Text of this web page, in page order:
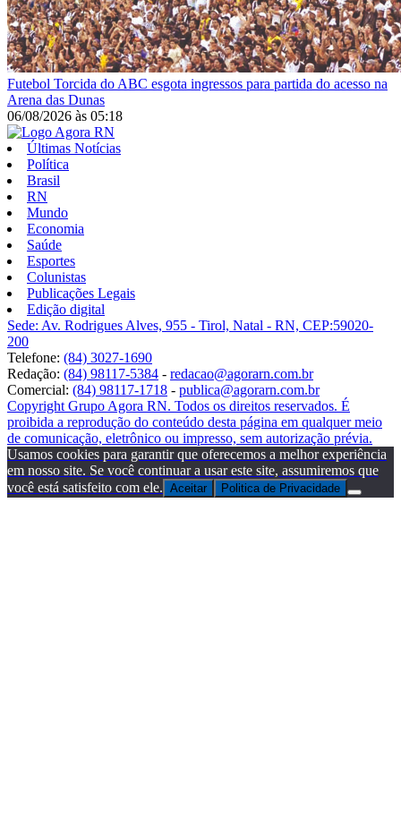
Futebol Torcida do ABC esgota ingressos para partida do acesso na
Arena das Dunas
06/08/2026 às 05:18
Últimas Notícias
Política
Brasil
RN
Mundo
Economia
Saúde
Esportes
Colunistas
Publicações Legais
Edição digital
Sede: Av. Rodrigues Alves, 955 - Tirol, Natal - RN, CEP:59020-
200
Telefone: (84) 3027-1690
Redação: (84) 98117-5384 - redacao@agorarn.com.br
Comercial: (84) 98117-1718 - publica@agorarn.com.br
Copyright Grupo Agora RN. Todos os direitos reservados. É
proibida a reprodução do conteúdo desta página em qualquer meio
de comunicação, eletrônico ou impresso, sem autorização prévia.
Usamos cookies para garantir que oferecemos a melhor experiência
em nosso site. Se você continuar a usar este site, assumiremos que
você está satisfeito com ele. Aceitar Politica de Privacidade